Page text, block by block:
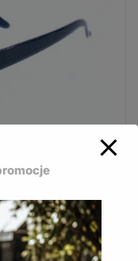
POL-
VAT)